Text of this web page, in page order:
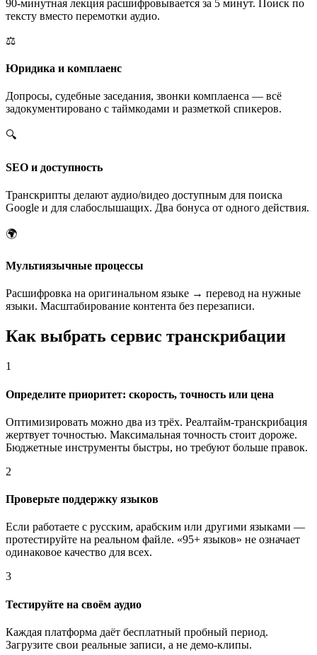
90-минутная лекция расшифровывается за 5 минут. Поиск по
тексту вместо перемотки аудио.
⚖️
Юридика и комплаенс
Допросы, судебные заседания, звонки комплаенса — всё
задокументировано с таймкодами и разметкой спикеров.
🔍
SEO и доступность
Транскрипты делают аудио/видео доступным для поиска
Google и для слабослышащих. Два бонуса от одного действия.
🌍
Мультиязычные процессы
Расшифровка на оригинальном языке → перевод на нужные
языки. Масштабирование контента без перезаписи.
Как выбрать сервис транскрибации
1
Определите приоритет: скорость, точность или цена
Оптимизировать можно два из трёх. Реалтайм-транскрибация
жертвует точностью. Максимальная точность стоит дороже.
Бюджетные инструменты быстры, но требуют больше правок.
2
Проверьте поддержку языков
Если работаете с русским, арабским или другими языками —
протестируйте на реальном файле. «95+ языков» не означает
одинаковое качество для всех.
3
Тестируйте на своём аудио
Каждая платформа даёт бесплатный пробный период.
Загрузите свои реальные записи, а не демо-клипы.